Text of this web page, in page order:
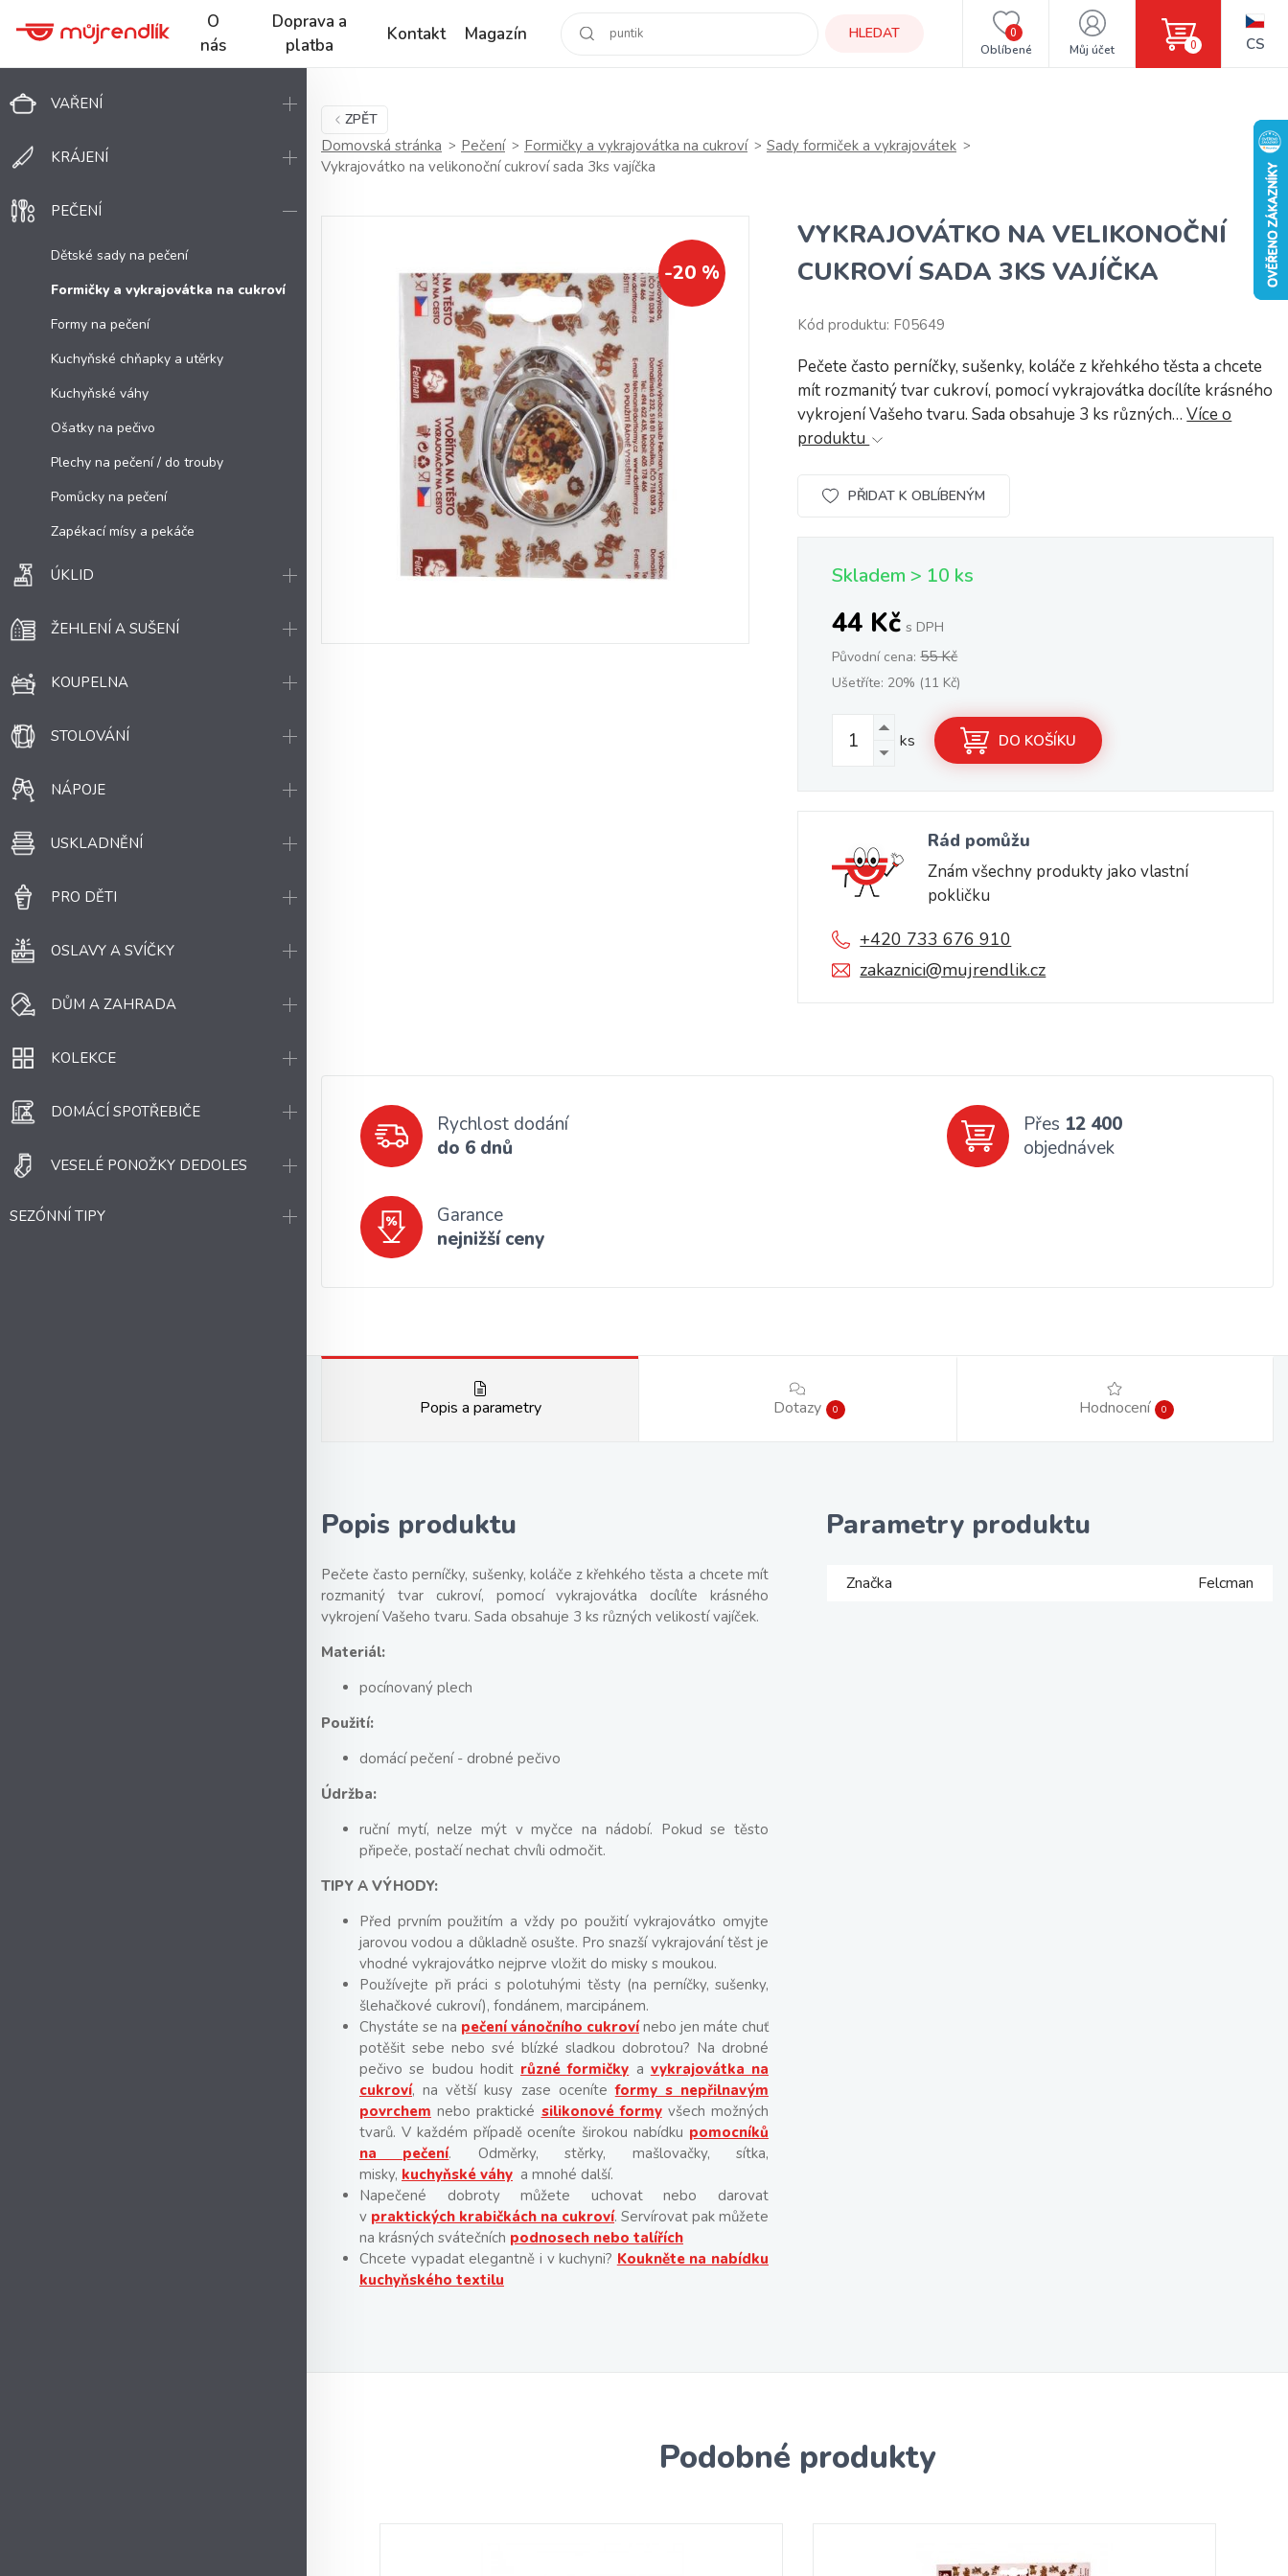
O
nás
Doprava a
platba
Kontakt Magazín HLEDAT
Oblíbené
0
Můj účet 0 CS
VAŘENÍ
KRÁJENÍ
PEČENÍ
Dětské sady na pečení
Formičky a vykrajovátka na cukroví
Formy na pečení
Kuchyňské chňapky a utěrky
Kuchyňské váhy
Ošatky na pečivo
Plechy na pečení / do trouby
Pomůcky na pečení
Zapékací mísy a pekáče
ÚKLID
ŽEHLENÍ A SUŠENÍ
KOUPELNA
STOLOVÁNÍ
NÁPOJE
USKLADNĚNÍ
PRO DĚTI
OSLAVY A SVÍČKY
DŮM A ZAHRADA
KOLEKCE
DOMÁCÍ SPOTŘEBIČE
VESELÉ PONOŽKY DEDOLES
SEZÓNNÍ TIPY
ZPĚT
Domovská stránka Pečení Formičky a vykrajovátka na cukroví
Sady formiček a vykrajovátek
Vykrajovátko na velikonoční cukroví sada 3ks vajíčka
VYKRAJOVÁTKO NA VELIKONOČNÍ
CUKROVÍ SADA 3KS VAJÍČKA
-20 %
Kód produktu: F05649
Pečete často perníčky, sušenky, koláče z křehkého těsta a chcete
mít rozmanitý tvar cukroví, pomocí vykrajovátka docílíte krásného
vykrojení Vašeho tvaru. Sada obsahuje 3 ks různých…Více o
produktu
PŘIDAT K OBLÍBENÝM
Skladem > 10 ks
44 Kč s DPH
Původní cena:55 Kč
Ušetříte: 20% (11 Kč)
ks DO KOŠÍKU
Rád pomůžu
Znám všechny produkty jako vlastní
pokličku
+420 733 676 910
zakaznici@mujrendlik.cz
Rychlost dodání
do 6 dnů
Přes 12 400
objednávek
Garance
nejnižší ceny
Popis a parametry Dotazy 0 Hodnocení 0
Popis produktu
Pečete často perníčky, sušenky, koláče z křehkého těsta a chcete mít
rozmanitý tvar cukroví, pomocí vykrajovátka docílíte krásného
vykrojení Vašeho tvaru. Sada obsahuje 3 ks různých velikostí vajíček.
Materiál:
pocínovaný plech
Použití:
domácí pečení - drobné pečivo
Údržba:
ruční mytí, nelze mýt v myčce na nádobí. Pokud se těsto
připeče, postačí nechat chvíli odmočit.
TIPY A VÝHODY:
Před prvním použitím a vždy po použití vykrajovátko omyjte
jarovou vodou a důkladně osušte. Pro snazší vykrajování těst je
vhodné vykrajovátko nejprve vložit do misky s moukou.
Používejte při práci s polotuhými těsty (na perníčky, sušenky,
šlehačkové cukroví), fondánem, marcipánem.
Chystáte se na pečení vánočního cukrovínebo jen máte chuť
potěšit sebe nebo své blízké sladkou dobrotou? Na drobné
pečivo se budou hodit různé formičky a vykrajovátka na
cukroví, na větší kusy zase oceníteformy s nepřilnavým
povrchem nebo praktické silikonové formyvšech možných
tvarů. V každém případě oceníte širokou nabídku pomocníků
na pečení. Odměrky, stěrky, mašlovačky, sítka,
misky, kuchyňské váhy a mnohé další.
Napečené dobroty můžete uchovat nebo darovat
v praktických krabičkách na cukroví. Servírovat pak můžete
na krásných svátečních podnosech nebo talířích
Chcete vypadat elegantně i v kuchyni? Koukněte na nabídku
kuchyňského textilu
Parametry produktu
Značka Felcman
Podobné produkty